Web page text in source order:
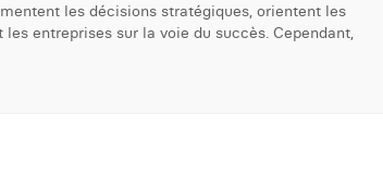
les décisions stratégiques, orientent les
entreprises sur la voie du succès. Cependant,